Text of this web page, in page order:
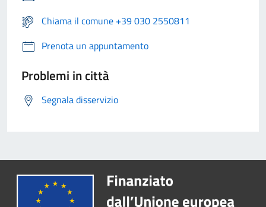
Chiama il comune +39 030 2550811
Prenota un appuntamento
Problemi in città
Segnala disservizio